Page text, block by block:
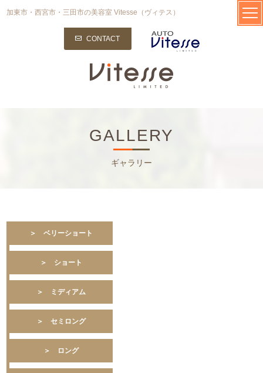
加東市・西宮市・三田市の美容室 Vitesse（ヴィテス）
CONTACT
GALLERY
ギャラリー
＞ ベリーショート
＞ ショート
＞ ミディアム
＞ セミロング
＞ ロング